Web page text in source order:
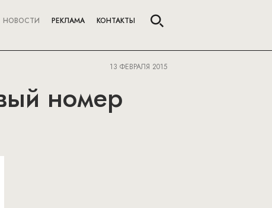
НОВОСТИ РЕКЛАМА КОНТАКТЫ
13 ФЕВРАЛЯ 2015
номер